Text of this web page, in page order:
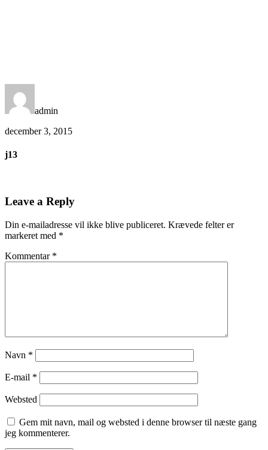
admin
december 3, 2015
j13
Leave a Reply
Din e-mailadresse vil ikke blive publiceret. Krævede felter er
markeret med *
Kommentar *
Navn *
E-mail *
Websted
Gem mit navn, mail og websted i denne browser til næste gang
jeg kommenterer.